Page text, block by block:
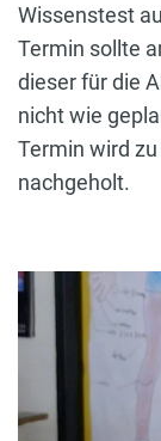
Wissenstest
Termin sollte
dieser für die
nicht wie
Termin wird
nachgeholt.